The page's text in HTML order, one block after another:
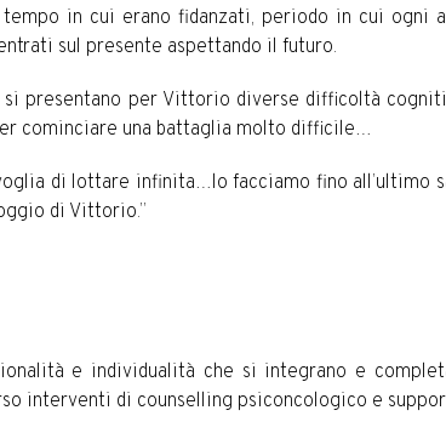
in cui erano fidanzati, periodo in cui ogni
sul presente aspettando il futuro.
presentano per Vittorio diverse difficoltà
cominciare una battaglia molto difficile…
di lottare infinita…lo facciamo fino
di Vittorio.”
e individualità che si integrano e
interventi di counselling psiconcologico e